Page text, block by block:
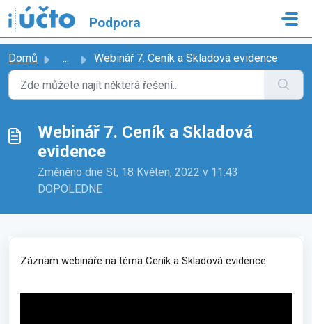
Přeskočit na hlavní obsah
Podpora
Domů ... Webinář 7. Ceník a Skladová evidence
Webinář 7. Ceník a Skladová
evidence
Změněno dne St, 18 Květen, 2022 v 11:43
DOPOLEDNE
Záznam webináře na téma Ceník a Skladová evidence.